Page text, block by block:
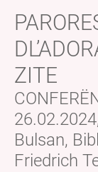
ZITE
Bulsan,
Friedrich